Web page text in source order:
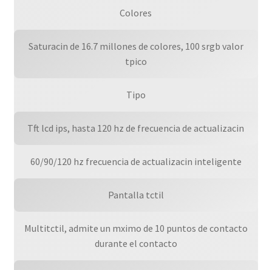
Colores
Saturacin de 16.7 millones de colores, 100 srgb valor
tpico
Tipo
Tft lcd ips, hasta 120 hz de frecuencia de actualizacin
60/90/120 hz frecuencia de actualizacin inteligente
Pantalla tctil
Multitctil, admite un mximo de 10 puntos de contacto
durante el contacto